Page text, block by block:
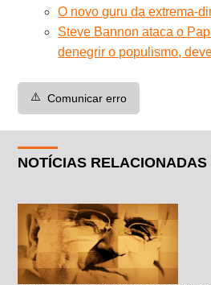
O novo guru da extrema-
Steve Bannon ataca o
denegrir o populismo,
⚠️ Comunicar erro
NOTÍCIAS RELACIONADAS